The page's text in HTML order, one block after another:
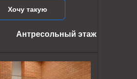
Хочу такую
Антресольный этаж